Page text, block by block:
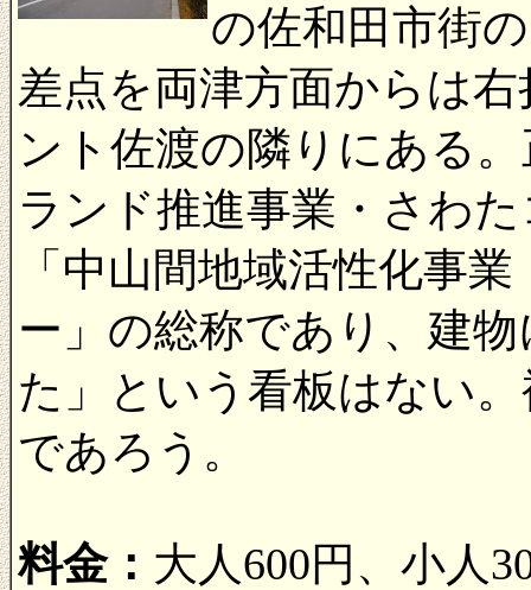
の佐和田市街
差点を両津方面からは
ント佐渡の隣りにある
ランド推進事業・さわ
「中山間地域活性化事
ー」の総称であり、建
た」という看板はない
であろう。
料金： 大人600円、小人